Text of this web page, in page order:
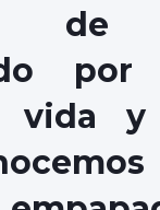
vida y